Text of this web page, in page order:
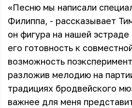
«Песню мы написали
Филиппа, - рассказывает
он фигура на нашей эстраде
его готовность к
возможность
разложив мелодию на
традициях бродвейского
важнее для меня